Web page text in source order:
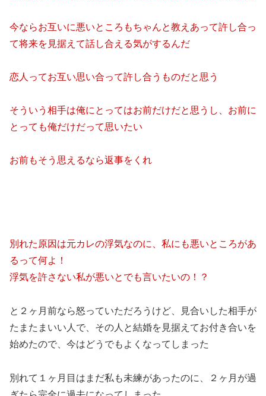
今ならお互いに悪いところもちゃんと教えあって許し合っ
て将来を見据えて話し合える気がするんだ
恋人ってお互い思い合って許し合うものだと思う
そういう相手は俺にとってはお前だけだと思うし、お前に
とっても俺だけだって思いたい
お前もそう思えるなら返事をくれ
別れた原因は元カレの浮気なのに、私にも悪いところがあ
るって何よ！
浮気を許さない私が悪いとでも言いたいの！？
と２ヶ月前なら怒っていただろうけど、見合いした相手が
たまたまいい人で、その人と結婚を見据えてお付き合いを
始めたので、今はどうでもよくなってしまった
別れて１ヶ月目はまだ私も未練があったのに、２ヶ月が過